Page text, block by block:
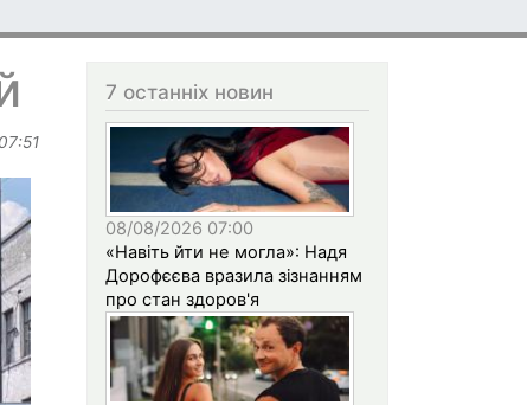
7 останніх новин
08/08/2026 07:00
«Навіть йти не могла»: Надя
Дорофєєва вразила зізнанням
про стан здоров'я